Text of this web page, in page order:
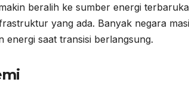
beralih ke sumber energi
yang ada. Banyak negara
energi saat transisi berlangsung.